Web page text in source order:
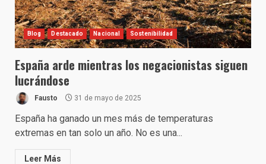
Blog Destacado Nacional Sostenibilidad
España arde mientras los negacionistas siguen
lucrándose
Fausto 31 de mayo de 2025
España ha ganado un mes más de temperaturas
extremas en tan solo un año. No es una...
Leer Más